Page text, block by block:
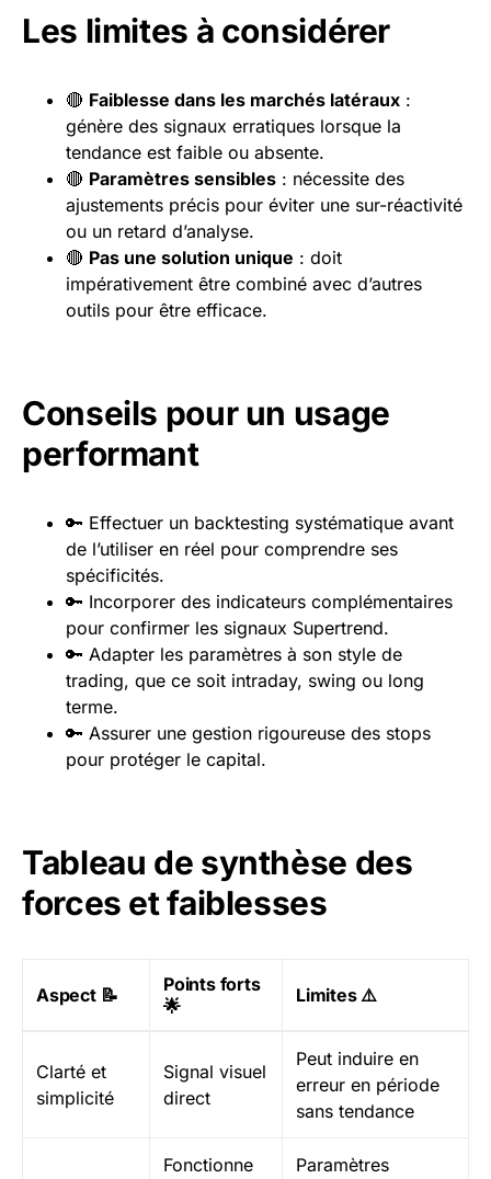
Les limites à considérer
🔴 Faiblesse dans les marchés latéraux :
génère des signaux erratiques lorsque la
tendance est faible ou absente.
🔴 Paramètres sensibles : nécessite des
ajustements précis pour éviter une sur-réactivité
ou un retard d’analyse.
🔴 Pas une solution unique : doit
impérativement être combiné avec d’autres
outils pour être efficace.
Conseils pour un usage
performant
🔑 Effectuer un backtesting systématique avant
de l’utiliser en réel pour comprendre ses
spécificités.
🔑 Incorporer des indicateurs complémentaires
pour confirmer les signaux Supertrend.
🔑 Adapter les paramètres à son style de
trading, que ce soit intraday, swing ou long
terme.
🔑 Assurer une gestion rigoureuse des stops
pour protéger le capital.
Tableau de synthèse des
forces et faiblesses
Aspect 📝
Points forts
🌟
Limites ⚠️
Clarté et
simplicité
Signal visuel
direct
Peut induire en
erreur en période
sans tendance
Fonctionne
Paramètres